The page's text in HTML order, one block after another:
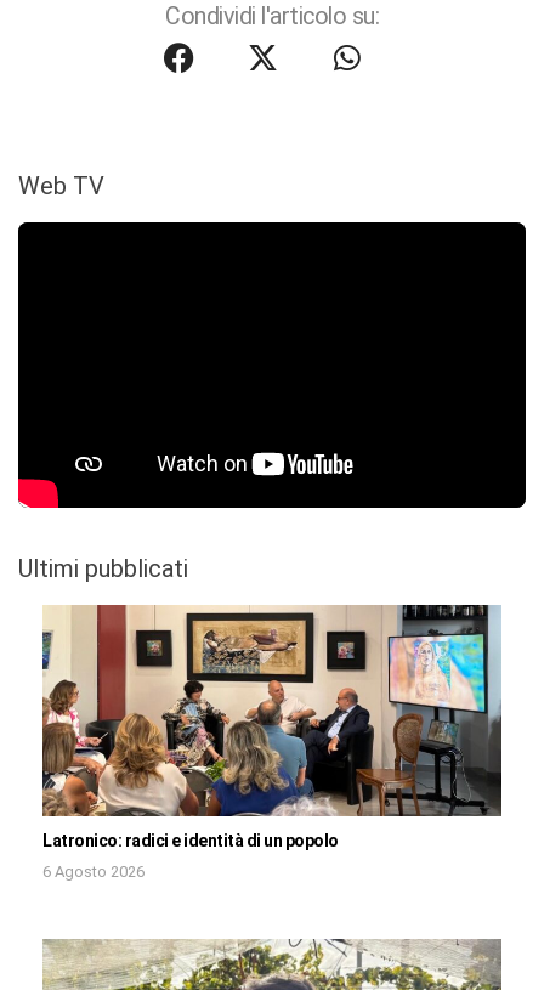
Condividi l'articolo su:
Web TV
Ultimi pubblicati
Latronico: radici e identità di un popolo
6 Agosto 2026